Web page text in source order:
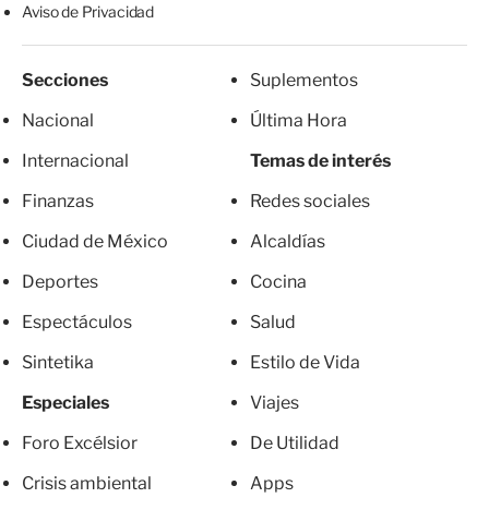
Aviso de Privacidad
Secciones
Nacional
Internacional
Finanzas
Ciudad de México
Deportes
Espectáculos
Sintetika
Especiales
Foro Excélsior
Crisis ambiental
Suplementos
Última Hora
Temas de interés
Redes sociales
Alcaldías
Cocina
Salud
Estilo de Vida
Viajes
De Utilidad
Apps